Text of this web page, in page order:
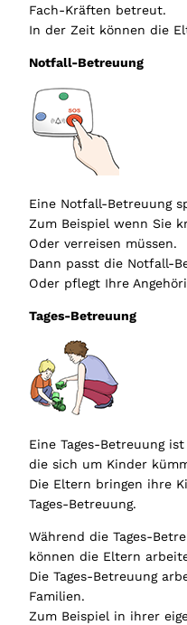
Fach-Kräften betreut.
In der Zeit können die
Notfall-Betreuung
Eine Notfall-Betreuung
Zum Beispiel wenn Sie
Oder verreisen müssen.
Dann passt die Notfall-
Oder pflegt Ihre
Tages-Betreuung
Eine Tages-Betreuung
die sich um Kinder
Die Eltern bringen ihre
Tages-Betreuung.
Während die Tages-
können die Eltern
Die Tages-Betreuung
Familien.
Zum Beispiel in ihrer